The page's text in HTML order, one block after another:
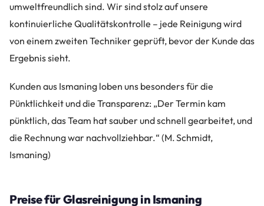
umweltfreundlich sind. Wir sind stolz auf unsere
kontinuierliche Qualitätskontrolle – jede Reinigung wird
von einem zweiten Techniker geprüft, bevor der Kunde das
Ergebnis sieht.
Kunden aus Ismaning loben uns besonders für die
Pünktlichkeit und die Transparenz: „Der Termin kam
pünktlich, das Team hat sauber und schnell gearbeitet, und
die Rechnung war nachvollziehbar.“ (M. Schmidt,
Ismaning)
Preise für Glasreinigung in Ismaning